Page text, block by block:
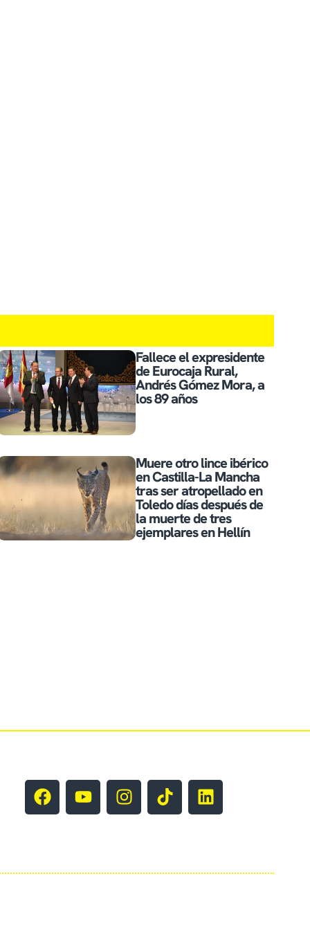
Fallece el expresidente
de Eurocaja Rural,
Andrés Gómez Mora, a
los 89 años
Muere otro lince ibérico
en Castilla-La Mancha
tras ser atropellado en
Toledo días después de
la muerte de tres
ejemplares en Hellín